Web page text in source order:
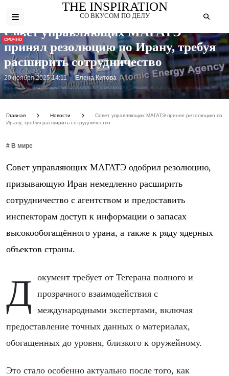
THE INSPIRATION
СО ВКУСОМ ПО ДЕЛУ
СРОЧНО
Фото:
https://cdnn21.img.ria.ru/images/07e6/0a/15/
Совет управляющих МАГАТЭ
принял резолюцию по Ирану, требуя
расширить сотрудничество
20 ноября 2025 14:11 Елена Китова
Главная Новости
Совет управляющих МАГАТЭ принял резолюцию по
Ирану, требуя расширить сотрудничество
# В мире
Совет управляющих МАГАТЭ одобрил резолюцию,
призывающую Иран немедленно расширить
сотрудничество с агентством и предоставить
инспекторам доступ к информации о запасах
высокообогащённого урана, а также к ряду ядерных
объектов страны.
Документ требует от Тегерана полного и
прозрачного взаимодействия с
международными экспертами, включая
предоставление точных данных о материалах,
обогащенных до уровня, близкого к оружейному.
Это стало особенно актуально после того, как